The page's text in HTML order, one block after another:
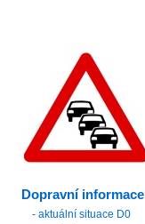
Dopravní informace
- aktuální situace D0